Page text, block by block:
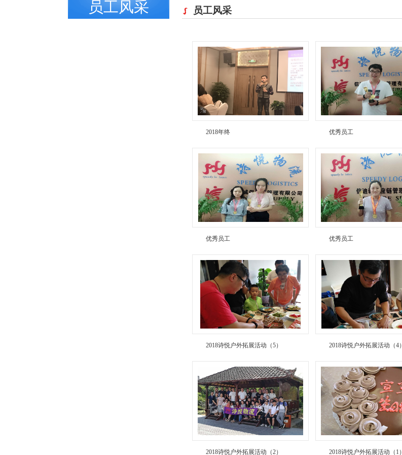
员工风采 员工风采
2018年终 优秀员工
优秀员工 优秀员工
2018诗悦户外拓展活动（5） 2018诗悦户外拓展活动（4）
2018诗悦户外拓展活动（2） 2018诗悦户外拓展活动（1）